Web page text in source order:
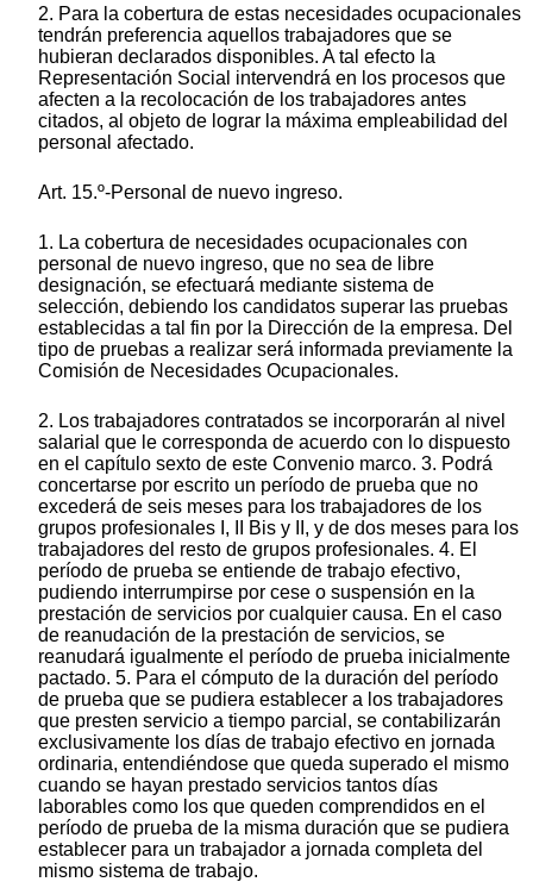
2. Para la cobertura de estas necesidades ocupacionales
tendrán preferencia aquellos trabajadores que se
hubieran declarados disponibles. A tal efecto la
Representación Social intervendrá en los procesos que
afecten a la recolocación de los trabajadores antes
citados, al objeto de lograr la máxima empleabilidad del
personal afectado.
Art. 15.º-Personal de nuevo ingreso.
1. La cobertura de necesidades ocupacionales con
personal de nuevo ingreso, que no sea de libre
designación, se efectuará mediante sistema de
selección, debiendo los candidatos superar las pruebas
establecidas a tal fin por la Dirección de la empresa. Del
tipo de pruebas a realizar será informada previamente la
Comisión de Necesidades Ocupacionales.
2. Los trabajadores contratados se incorporarán al nivel
salarial que le corresponda de acuerdo con lo dispuesto
en el capítulo sexto de este Convenio marco. 3. Podrá
concertarse por escrito un período de prueba que no
excederá de seis meses para los trabajadores de los
grupos profesionales I, II Bis y II, y de dos meses para los
trabajadores del resto de grupos profesionales. 4. El
período de prueba se entiende de trabajo efectivo,
pudiendo interrumpirse por cese o suspensión en la
prestación de servicios por cualquier causa. En el caso
de reanudación de la prestación de servicios, se
reanudará igualmente el período de prueba inicialmente
pactado. 5. Para el cómputo de la duración del período
de prueba que se pudiera establecer a los trabajadores
que presten servicio a tiempo parcial, se contabilizarán
exclusivamente los días de trabajo efectivo en jornada
ordinaria, entendiéndose que queda superado el mismo
cuando se hayan prestado servicios tantos días
laborables como los que queden comprendidos en el
período de prueba de la misma duración que se pudiera
establecer para un trabajador a jornada completa del
mismo sistema de trabajo.